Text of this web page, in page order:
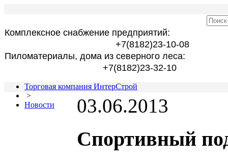
Комплексное снабжение предприятий:
+7(8182)23-10-08
Пиломатериалы, дома из северного леса:
+7(8182)23-32-10
Торговая компания ИнтерСтрой
>
Новости
03.06.2013
Спортивный